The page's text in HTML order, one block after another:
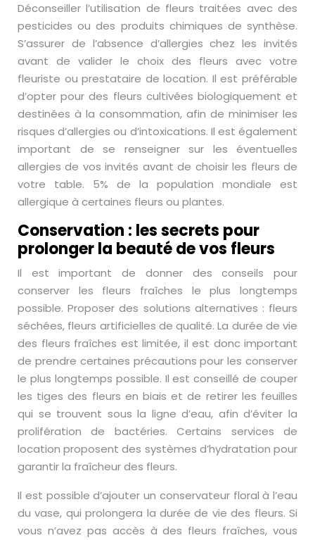
Déconseiller l’utilisation de fleurs traitées avec des
pesticides ou des produits chimiques de synthèse.
S’assurer de l’absence d’allergies chez les invités
avant de valider le choix des fleurs avec votre
fleuriste ou prestataire de location. Il est préférable
d’opter pour des fleurs cultivées biologiquement et
destinées à la consommation, afin de minimiser les
risques d’allergies ou d’intoxications. Il est également
important de se renseigner sur les éventuelles
allergies de vos invités avant de choisir les fleurs de
votre table. 5% de la population mondiale est
allergique à certaines fleurs ou plantes.
Conservation : les secrets pour
prolonger la beauté de vos fleurs
Il est important de donner des conseils pour
conserver les fleurs fraîches le plus longtemps
possible. Proposer des solutions alternatives : fleurs
séchées, fleurs artificielles de qualité. La durée de vie
des fleurs fraîches est limitée, il est donc important
de prendre certaines précautions pour les conserver
le plus longtemps possible. Il est conseillé de couper
les tiges des fleurs en biais et de retirer les feuilles
qui se trouvent sous la ligne d’eau, afin d’éviter la
prolifération de bactéries. Certains services de
location proposent des systèmes d’hydratation pour
garantir la fraîcheur des fleurs.
Il est possible d’ajouter un conservateur floral à l’eau
du vase, qui prolongera la durée de vie des fleurs. Si
vous n’avez pas accès à des fleurs fraîches, vous